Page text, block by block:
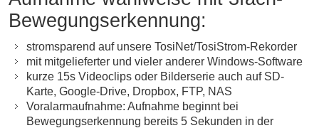
Bewegungserkennung:
stromsparend auf unsere TosiNet/TosiStrom-Rekorder
mit mitgelieferter und vieler anderer Windows-Software
kurze 15s Videoclips oder Bilderserie auch auf SD-
Karte, Google-Drive, Dropbox, FTP, NAS
Voralarmaufnahme: Aufnahme beginnt bei
Bewegungserkennung bereits 5 Sekunden in der